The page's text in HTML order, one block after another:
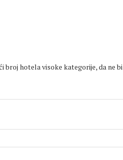
hotela visoke kategorije, da ne